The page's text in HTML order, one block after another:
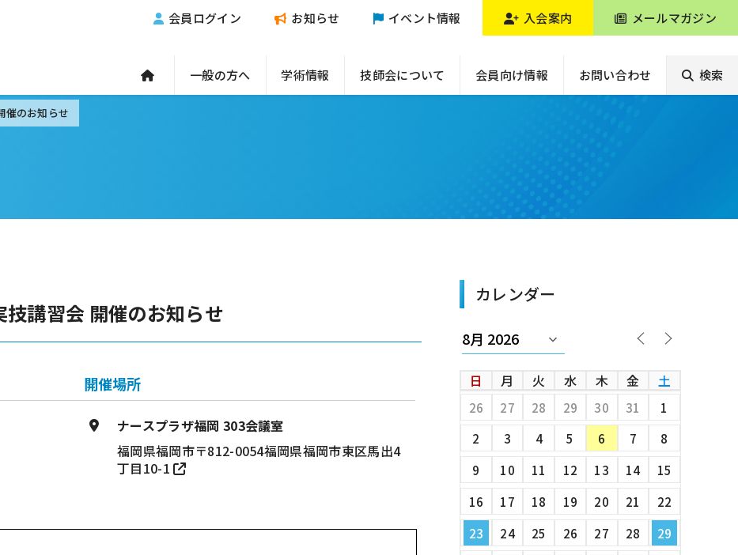
会員ログイン お知らせ イベント情報 入会案内 メールマガジン
一般の方へ 学術情報 技師会について 会員向け情報 お問い合わせ 検索
催のお知らせ
講習会 開催のお知らせ
開催場所
ナースプラザ福岡 303会議室
福岡県福岡市〒812-0054福岡県福岡市東区馬出4
丁目10-1
カレンダー
日 月 火 水 木 金 土
26 27 28 29 30 31
1
2
3 4 5 6 7
8
9
10 11 12 13 14
15
16
17 18 19 20 21
22
23
24 25 26 27 28
29